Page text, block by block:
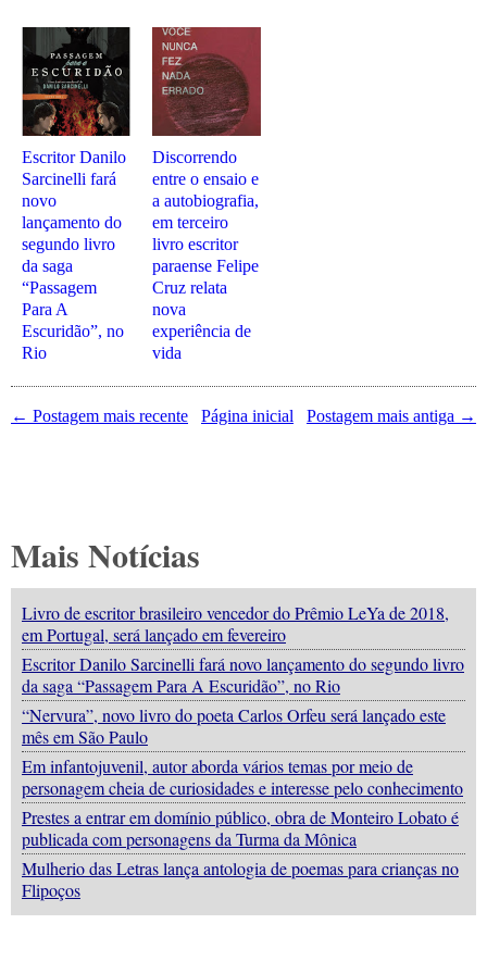
Escritor Danilo
Sarcinelli fará
novo
lançamento do
segundo livro
da saga
“Passagem
Para A
Escuridão”, no
Rio
Discorrendo
entre o ensaio e
a autobiografia,
em terceiro
livro escritor
paraense Felipe
Cruz relata
nova
experiência de
vida
← Postagem mais recente Postagem mais antiga →
Página inicial
Mais Notícias
Livro de escritor brasileiro vencedor do Prêmio LeYa de 2018,
em Portugal, será lançado em fevereiro
Escritor Danilo Sarcinelli fará novo lançamento do segundo livro
da saga “Passagem Para A Escuridão”, no Rio
“Nervura”, novo livro do poeta Carlos Orfeu será lançado este
mês em São Paulo
Em infantojuvenil, autor aborda vários temas por meio de
personagem cheia de curiosidades e interesse pelo conhecimento
Prestes a entrar em domínio público, obra de Monteiro Lobato é
publicada com personagens da Turma da Mônica
Mulherio das Letras lança antologia de poemas para crianças no
Flipoços